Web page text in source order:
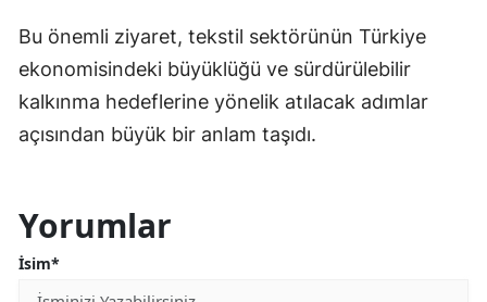
Bu önemli ziyaret, tekstil sektörünün Türkiye
ekonomisindeki büyüklüğü ve sürdürülebilir
kalkınma hedeflerine yönelik atılacak adımlar
açısından büyük bir anlam taşıdı.
Yorumlar
İsim*